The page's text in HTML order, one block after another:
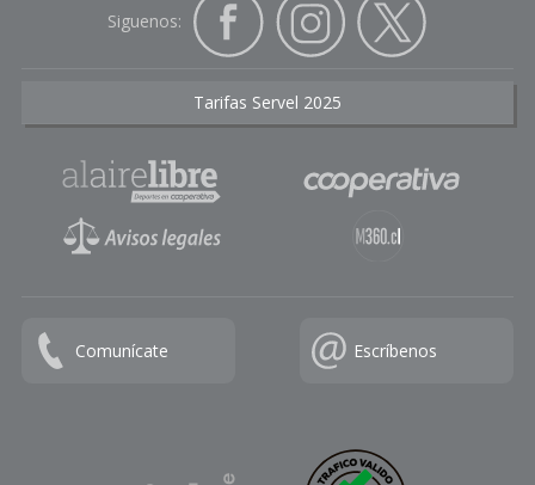
Siguenos:
Tarifas Servel 2025
Comunícate Escríbenos